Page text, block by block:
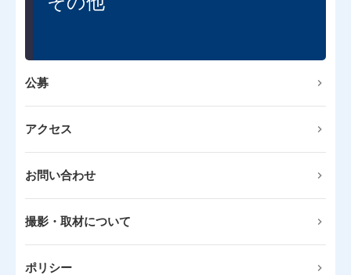
公募
アクセス
お問い合わせ
撮影・取材について
ポリシー